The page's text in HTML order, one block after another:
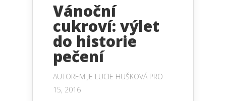
Vánoční
cukroví: výlet
do historie
pečení
AUTOREM JE LUCIE HUŠKOVÁPRO
15, 2016